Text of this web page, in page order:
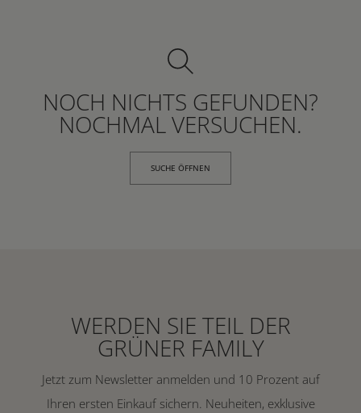
NOCH NICHTS GEFUNDEN?
NOCHMAL VERSUCHEN.
SUCHE ÖFFNEN
WERDEN SIE TEIL DER
GRÜNER FAMILY
Jetzt zum Newsletter anmelden und 10 Prozent auf
Ihren ersten Einkauf sichern. Neuheiten, exklusive